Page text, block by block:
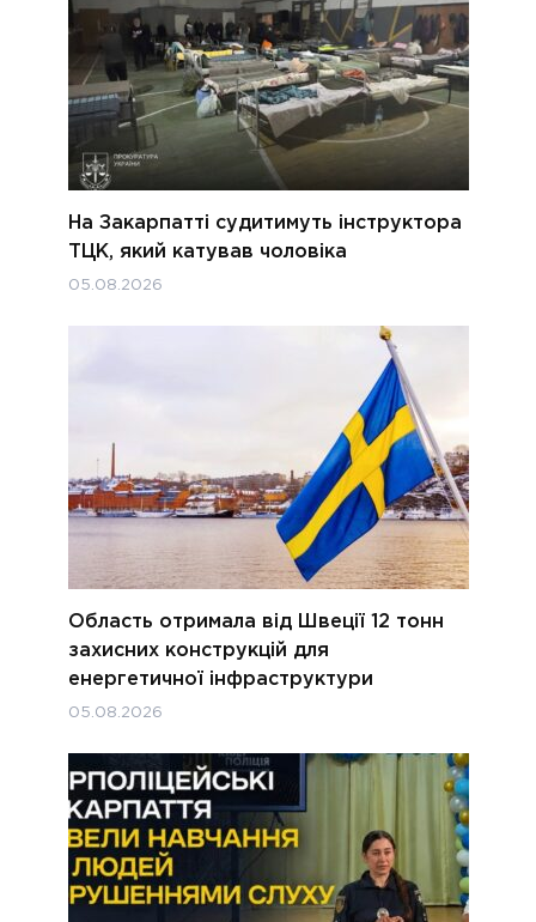
На Закарпатті судитимуть інструктора
ТЦК, який катував чоловіка
05.08.2026
Область отримала від Швеції 12 тонн
захисних конструкцій для
енергетичної інфраструктури
05.08.2026